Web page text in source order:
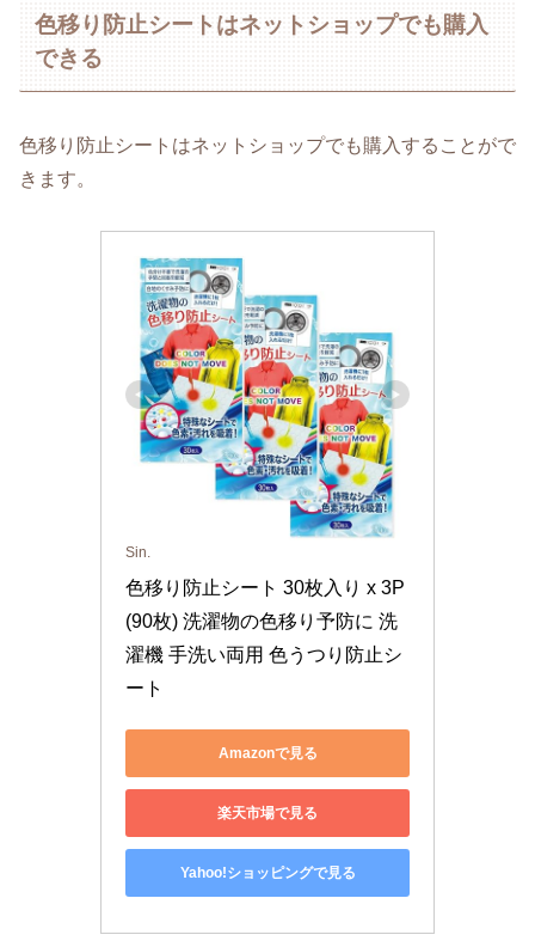
色移り防止シートはネットショップでも購入
できる
色移り防止シートはネットショップでも購入することがで
きます。
Sin.
色移り防止シート 30枚入り x 3P
(90枚) 洗濯物の色移り予防に 洗
濯機 手洗い両用 色うつり防止シ
ート
Amazonで見る
楽天市場で見る
Yahoo!ショッピングで見る